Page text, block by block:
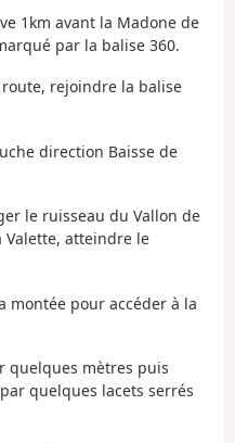
1km avant la Madone de
par la balise 360.
rejoindre la balise
direction Baisse de
le ruisseau du Vallon de
Valette, atteindre le
montée pour accéder à la
quelques mètres puis
quelques lacets serrés